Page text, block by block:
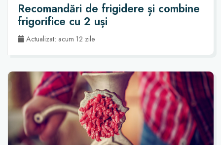
Recomandări de frigidere și combine
frigorifice cu 2 uși
Actualizat: acum 12 zile